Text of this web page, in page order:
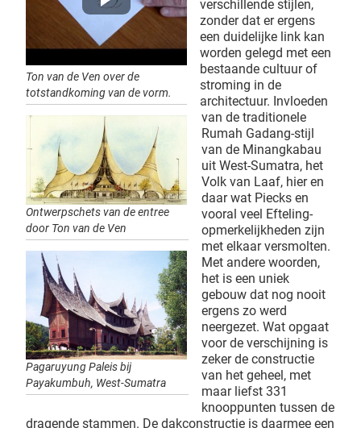
Ton van de Ven over de
totstandkoming van de vorm.
Ontwerpschets van de entree
door Ton van de Ven
Pagaruyung Paleis bij
Payakumbuh, West-Sumatra
verschillende stijlen,
zonder dat er ergens
een duidelijke link kan
worden gelegd met een
bestaande cultuur of
stroming in de
architectuur. Invloeden
van de traditionele
Rumah Gadang-stijl
van de Minangkabau
uit West-Sumatra, het
Volk van Laaf, hier en
daar wat Piecks en
vooral veel Efteling-
opmerkelijkheden zijn
met elkaar versmolten.
Met andere woorden,
het is een uniek
gebouw dat nog nooit
ergens zo werd
neergezet. Wat opgaat
voor de verschijning is
zeker de constructie
van het geheel, met
maar liefst 331
knooppunten tussen de
dragende stammen. De dakconstructie is daarmee een